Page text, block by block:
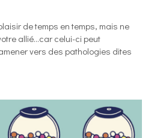
de temps en temps, mais ne
allié...car celui-ci peut
vers des pathologies dites